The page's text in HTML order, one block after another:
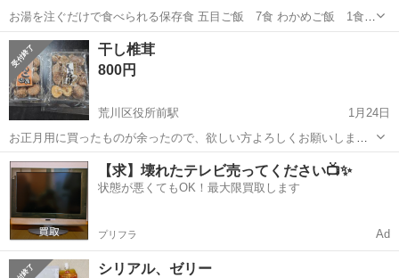
お湯を注ぐだけで食べられる保存食 五目ご飯 7食 わかめご飯 1食
白米 1食 賞味期限はすべて2025年1月となります。 荒川一丁目のバ
ス停付近まで取りにいらっしゃれる方に差し上げます。
東京 台東区 荒川区役所前駅
干し椎茸
800円
荒川区役所前駅
1月24日
お正月用に買ったものが余ったので、欲しい方よろしくお願いしま
す。
東京 荒川区 荒川区役所前駅 食品
よろしくお願いします
【求】壊れたテレビ売ってください📺✨
状態が悪くてもOK！最大限買取します
プリフラ Ad
シリアル、ゼリー